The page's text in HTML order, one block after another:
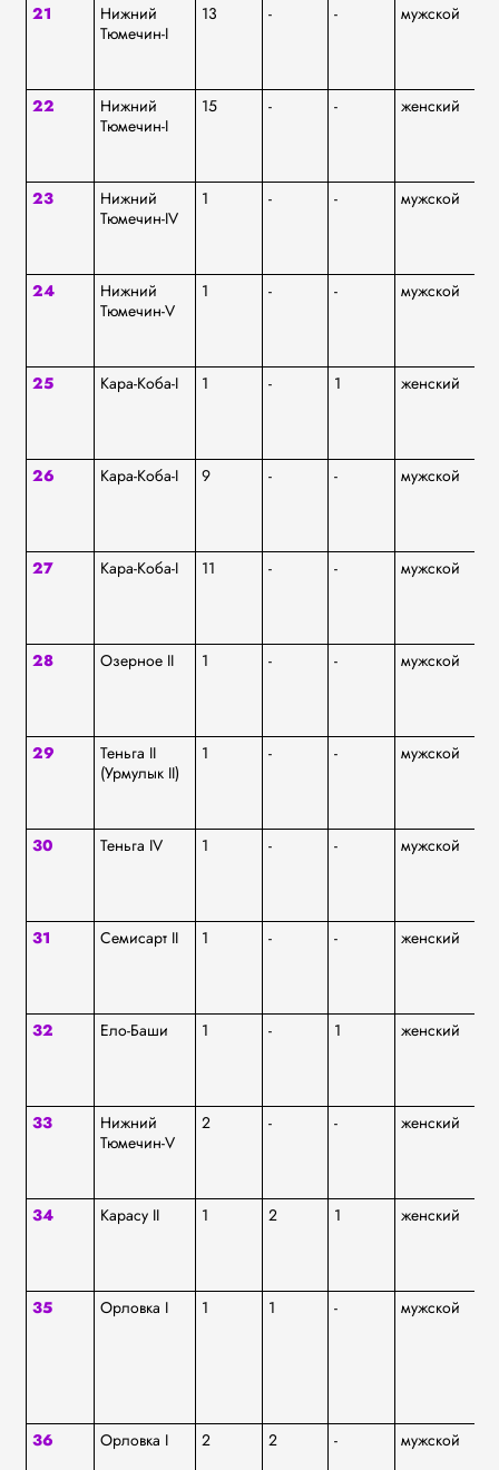
21
Нижний
Тюмечин-I
13 - - мужской
22
Нижний
Тюмечин-I
15 - - женский
23
Нижний
Тюмечин-IV
1 - - мужской
24
Нижний
Тюмечин-V
1 - - мужской
25 Кара-Коба-I 1 - 1 женский
26 Кара-Коба-I 9 - - мужской
27 Кара-Коба-I 11 - - мужской
28 Озерное II 1 - - мужской
29
Теньга II
(Урмулык II)
1 - - мужской
30 Теньга IV 1 - - мужской
31 Семисарт II 1 - - женский
32 Ело-Баши 1 - 1 женский
33
Нижний
Тюмечин-V
2 - - женский
34 Карасу II 1 2 1 женский
35 Орловка I 1 1 - мужской
36 Орловка I 2 2 - мужской